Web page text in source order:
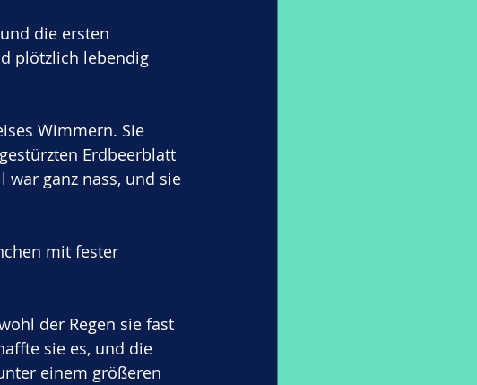
die ersten
plötzlich lebendig
Wimmern. Sie
Erdbeerblatt
war ganz nass, und sie
mit fester
der Regen sie fast
sie es, und die
einem größeren